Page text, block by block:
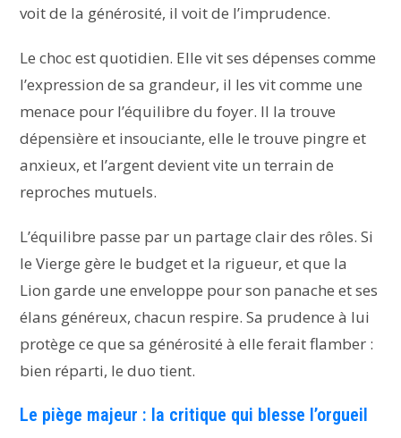
voit de la générosité, il voit de l’imprudence.
Le choc est quotidien. Elle vit ses dépenses comme
l’expression de sa grandeur, il les vit comme une
menace pour l’équilibre du foyer. Il la trouve
dépensière et insouciante, elle le trouve pingre et
anxieux, et l’argent devient vite un terrain de
reproches mutuels.
L’équilibre passe par un partage clair des rôles. Si
le Vierge gère le budget et la rigueur, et que la
Lion garde une enveloppe pour son panache et ses
élans généreux, chacun respire. Sa prudence à lui
protège ce que sa générosité à elle ferait flamber :
bien réparti, le duo tient.
Le piège majeur : la critique qui blesse l’orgueil